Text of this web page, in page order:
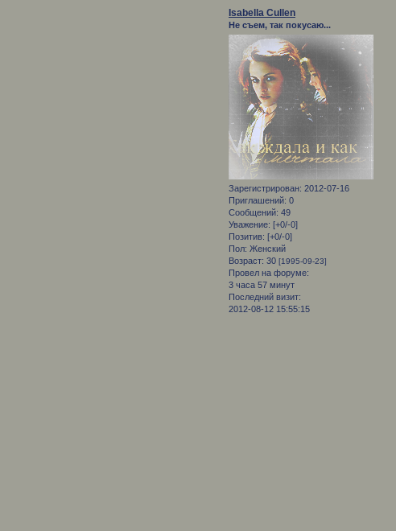
Isabella Cullen
Не съем, так покусаю...
Зарегистрирован: 2012-07-16
Приглашений: 0
Сообщений: 49
Уважение: [+0/-0]
Позитив: [+0/-0]
Пол: Женский
Возраст: 30 [1995-09-23]
Провел на форуме:
3 часа 57 минут
Последний визит:
2012-08-12 15:55:15